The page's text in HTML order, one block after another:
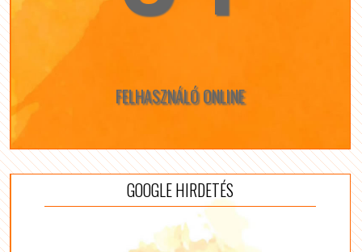
FELHASZNÁLÓ ONLINE
GOOGLE HIRDETÉS